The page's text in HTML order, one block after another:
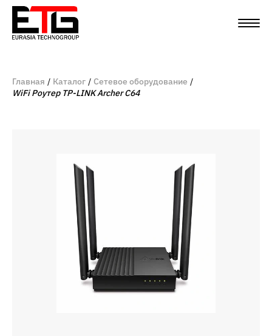
Главная Каталог
Сетевое оборудование
WiFi Роутер TP-LINK Archer C64